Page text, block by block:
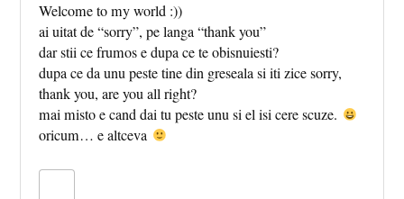
Welcome to my world :))
ai uitat de “sorry”, pe langa “thank you”
dar stii ce frumos e dupa ce te obisnuiesti?
dupa ce da unu peste tine din greseala si iti zice sorry,
thank you, are you all right?
mai misto e cand dai tu peste unu si el isi cere scuze.
oricum… e altceva